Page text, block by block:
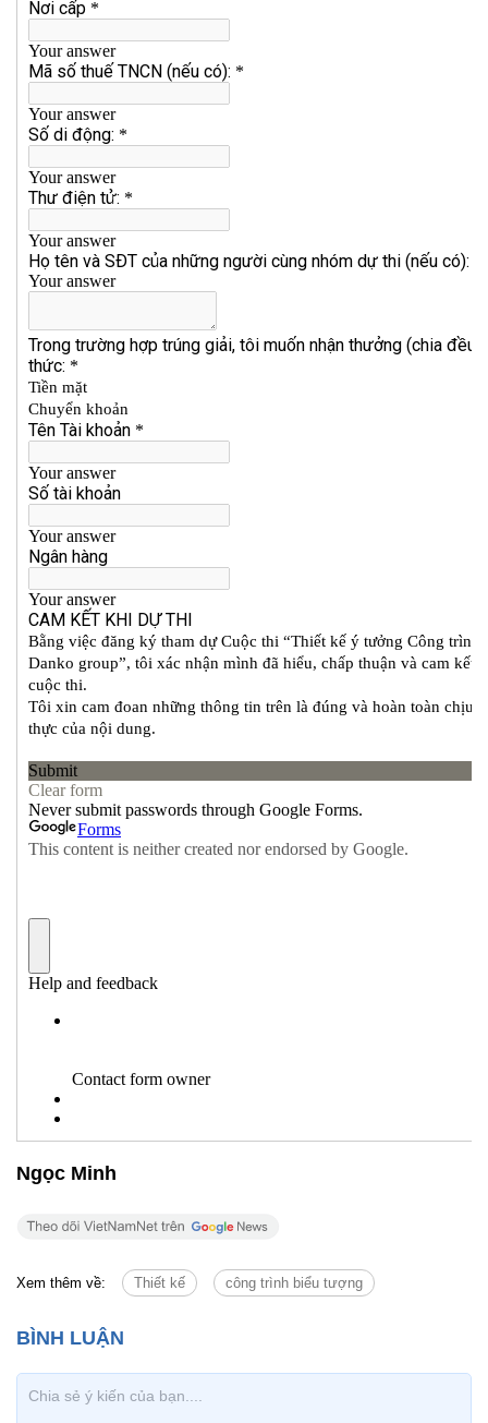
Ngọc Minh
Xem thêm về: Thiết kế công trình biểu tượng